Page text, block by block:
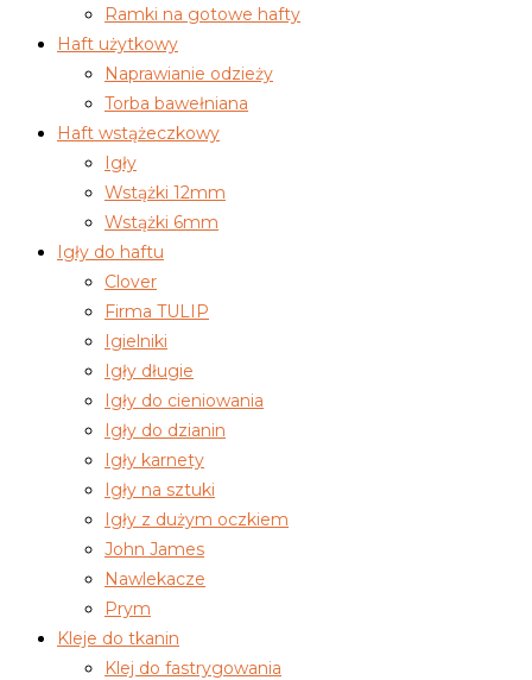
Ramki na gotowe hafty
Haft użytkowy
Naprawianie odzieży
Torba bawełniana
Haft wstążeczkowy
Igły
Wstążki 12mm
Wstążki 6mm
Igły do haftu
Clover
Firma TULIP
Igielniki
Igły długie
Igły do cieniowania
Igły do dzianin
Igły karnety
Igły na sztuki
Igły z dużym oczkiem
John James
Nawlekacze
Prym
Kleje do tkanin
Klej do fastrygowania